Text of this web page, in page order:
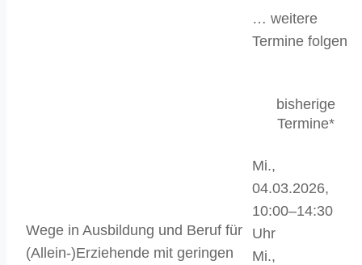
Wege in Ausbildung und Beruf für
(Allein-)Erziehende mit geringen
… weitere
Termine folgen
bisherige
Termine*
Mi.,
04.03.2026,
10:00–14:30
Uhr
Mi.,